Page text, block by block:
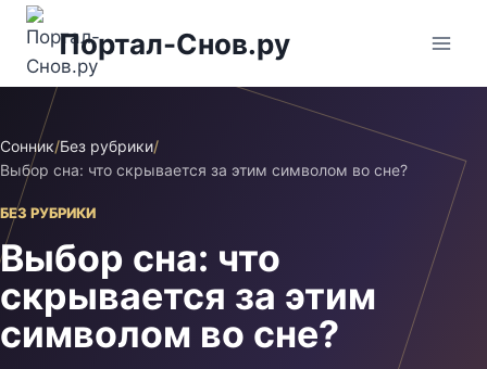
Перейти
содержимому
Портал-Снов.ру
Сонник/Без рубрики/
Выбор сна: что скрывается за этим символом во сне?
БЕЗ РУБРИКИ
Выбор сна: что
скрывается за этим
символом во сне?